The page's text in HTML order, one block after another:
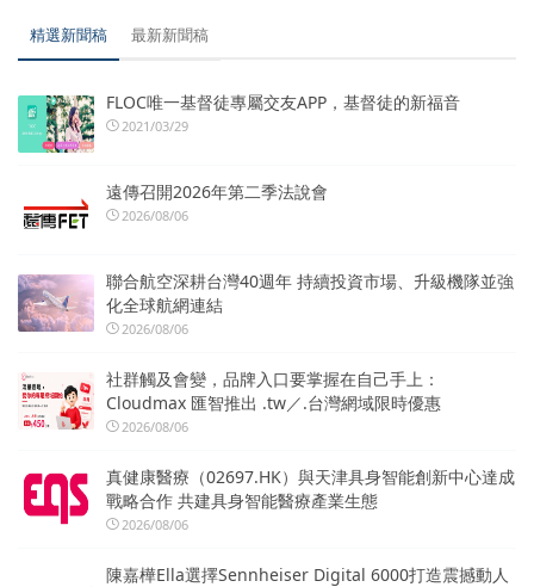
精選新聞稿 最新新聞稿
FLOC唯一基督徒專屬交友APP，基督徒的新福音
2021/03/29
遠傳召開2026年第二季法說會
2026/08/06
聯合航空深耕台灣40週年 持續投資市場、升級機隊並強
化全球航網連結
2026/08/06
社群觸及會變，品牌入口要掌握在自己手上：
Cloudmax 匯智推出 .tw／.台灣網域限時優惠
2026/08/06
真健康醫療（02697.HK）與天津具身智能創新中心達成
戰略合作 共建具身智能醫療產業生態
2026/08/06
陳嘉樺Ella選擇Sennheiser Digital 6000打造震撼動人